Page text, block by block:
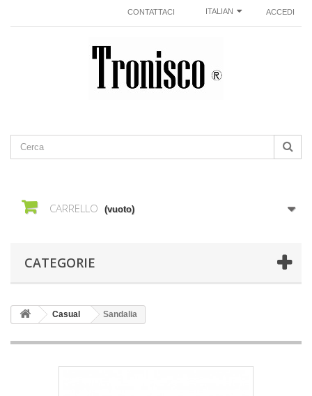
ACCEDI
ITALIAN
CONTATTACI
CARRELLO (vuoto)
CATEGORIE
Casual Sandalia